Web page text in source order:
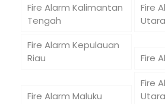
Fire Alarm Kalimantan
Tengah
Fire
Utara
Fire Alarm Kepulauan
Riau
Fire
Fire Alarm Maluku
Fire
Utara